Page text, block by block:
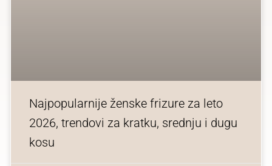
Najpopularnije ženske frizure za leto
2026, trendovi za kratku, srednju i dugu
kosu